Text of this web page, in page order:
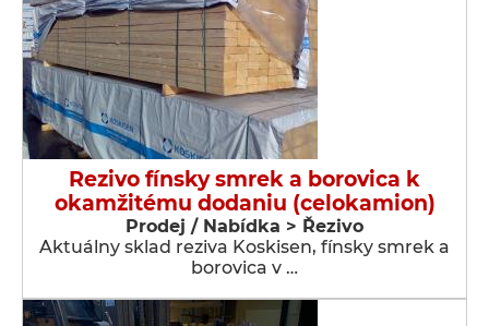
Rezivo fínsky smrek a borovica k
okamžitému dodaniu (celokamion)
Prodej / Nabídka > Řezivo
Aktuálny sklad reziva Koskisen, fínsky smrek a
borovica v …